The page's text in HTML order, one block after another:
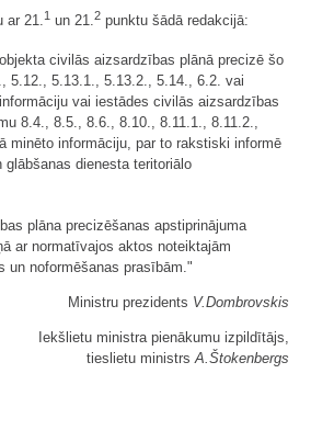
21. 1 un 21. 2 punktu šādā redakcijā:
civilās aizsardzības plānā precizē šo
5.12., 5.13.1., 5.13.2., 5.14., 6.2. vai
vai iestādes civilās aizsardzības
8.4., 8.5., 8.6., 8.10., 8.11.1., 8.11.2.,
minēto informāciju, par to rakstiski informē
dienesta teritoriālo
plāna precizēšanas apstiprinājuma
ar normatīvajos aktos noteiktajām
un noformēšanas prasībām."
Ministru prezidents V.Dombrovskis
Iekšlietu ministra pienākumu izpildītājs,
tieslietu ministrs A.Štokenbergs